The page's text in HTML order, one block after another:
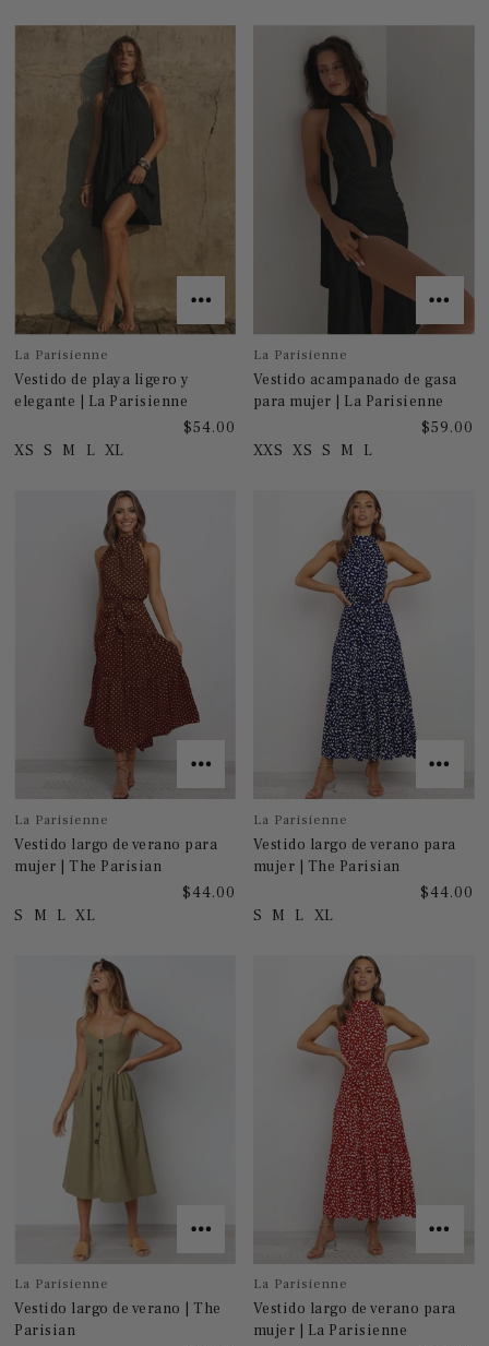
La Parisienne
Vestido de playa ligero y
elegante | La Parisienne
$54.00
XS
S M L XL
La Parisienne
Vestido acampanado de gasa
para mujer | La Parisienne
$59.00
XXS XS S M L
La Parisienne
Vestido largo de verano para
mujer | The Parisian
$44.00
S
M L XL
La Parisienne
Vestido largo de verano para
mujer | The Parisian
$44.00
S
M L XL
La Parisienne
Vestido largo de verano | The
Parisian
La Parisienne
Vestido largo de verano para
mujer | La Parisienne